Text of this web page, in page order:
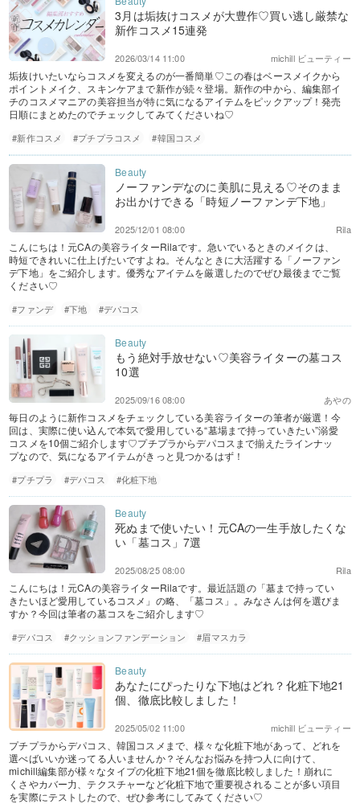
3月は垢抜けコスメが大豊作♡買い逃し厳禁な
新作コスメ15連発
michill ビューティー
2026/03/14 11:00
垢抜けいたいならコスメを変えるのが一番簡単♡この春はベースメイクから
ポイントメイク、スキンケアまで新作が続々登場。新作の中から、編集部イ
チのコスメマニアの美容担当が特に気になるアイテムをピックアップ！発売
日順にまとめたのでチェックしてみてくださいね♡
#新作コスメ #プチプラコスメ #韓国コスメ
ノーファンデなのに美肌に見える♡そのまま
お出かけできる「時短ノーファンデ下地」
Rila
2025/12/01 08:00
こんにちは！元CAの美容ライターRilaです。急いでいるときのメイクは、
時短できれいに仕上げたいですよね。そんなときに大活躍する「ノーファン
デ下地」をご紹介します。優秀なアイテムを厳選したのでぜひ最後までご覧
ください♡
#ファンデ #下地 #デパコス
もう絶対手放せない♡美容ライターの墓コス
10選
あやの
2025/09/16 08:00
毎日のように新作コスメをチェックしている美容ライターの筆者が厳選！今
回は、実際に使い込んで本気で愛用している“墓場まで持っていきたい”溺愛
コスメを10個ご紹介します♡プチプラからデパコスまで揃えたラインナッ
プなので、気になるアイテムがきっと見つかるはず！
#プチプラ #デパコス #化粧下地
死ぬまで使いたい！元CAの一生手放したくな
い「墓コス」7選
Rila
2025/08/25 08:00
こんにちは！元CAの美容ライターRilaです。最近話題の「墓まで持ってい
きたいほど愛用しているコスメ」の略、「墓コス」。みなさんは何を選びま
すか？今回は筆者の墓コスをご紹介します♡
#デパコス #クッションファンデーション #眉マスカラ
あなたにぴったりな下地はどれ？化粧下地21
個、徹底比較しました！
michill ビューティー
2025/05/02 11:00
プチプラからデパコス、韓国コスメまで、様々な化粧下地があって、どれを
選べばいいか迷ってる人いませんか？そんなお悩みを持つ人に向けて、
michill編集部が様々なタイプの化粧下地21個を徹底比較しました！崩れに
くさやカバー力、テクスチャーなど化粧下地で重要視されることが多い項目
を実際にテストしたので、ぜひ参考にしてみてください♡